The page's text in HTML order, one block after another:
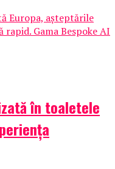
Europa, așteptările
rapid. Gama Bespoke AI
în toaletele